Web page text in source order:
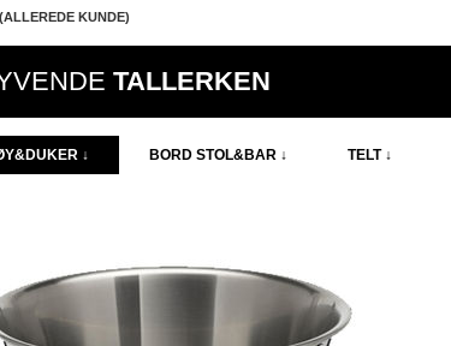
KUNDE)
TALLERKEN
↓ BORD STOL&BAR ↓ TELT ↓